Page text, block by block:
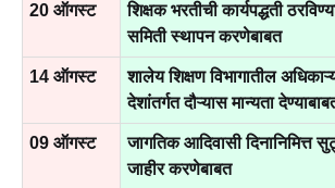
20 ऑगस्ट
शिक्षक भरतीची कार्यपद्धती
समिती स्थापन करणेबाबत
14 ऑगस्ट
शालेय शिक्षण विभागातील
देशांतर्गत दौऱ्यास मान्यता
09 ऑगस्ट
जागतिक आदिवासी दिनानिमित्त
जाहीर करणेबाबत